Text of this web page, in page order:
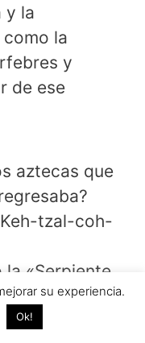
y la
la
y
de ese
aztecas que
tzal-coh-
«Serpiente
su experiencia.
Ok!